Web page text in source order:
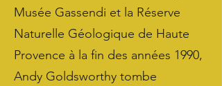
Musée Gassendi et la Réserve
Naturelle Géologique de Haute
Provence à la fin des années 1990,
Andy Goldsworthy tombe